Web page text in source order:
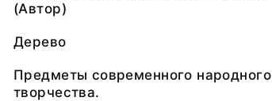
(Автор)
Дерево
Предметы современного народного
творчества.